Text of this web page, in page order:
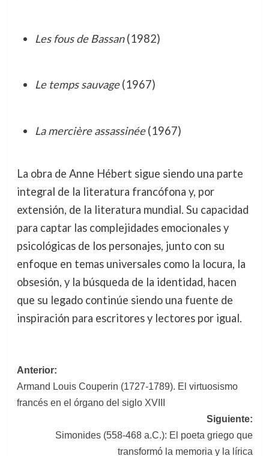
Les fous de Bassan(1982)
Le temps sauvage(1967)
La mercière assassinée(1967)
La obra de Anne Hébert sigue siendo una parte
integral de la literatura francófona y, por
extensión, de la literatura mundial. Su capacidad
para captar las complejidades emocionales y
psicológicas de los personajes, junto con su
enfoque en temas universales como la locura, la
obsesión, y la búsqueda de la identidad, hacen
que su legado continúe siendo una fuente de
inspiración para escritores y lectores por igual.
Navegación
de
Anterior:
Armand Louis Couperin (1727-1789). El virtuosismo
francés en el órgano del siglo XVIII
Siguiente:
Simonides (558-468 a.C.): El poeta griego que
transformó la memoria y la lírica